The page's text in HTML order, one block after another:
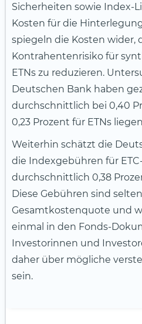
Sicherheiten sowie Index-
Kosten für die
spiegeln die Kosten wider,
Kontrahentenrisiko für
ETNs zu reduzieren.
Deutschen Bank haben
durchschnittlich bei 0,40
0,23 Prozent für ETNs
Weiterhin schätzt die
die Indexgebühren für
durchschnittlich 0,38
Diese Gebühren sind
Gesamtkostenquote und
einmal in den Fonds-
Investorinnen und
daher über mögliche
sein.